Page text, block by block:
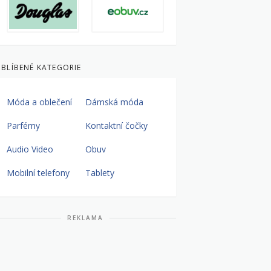
KATEGORIE
Móda a oblečení Dámská móda
Parfémy Kontaktní čočky
Audio Video Obuv
Mobilní telefony Tablety
REKLAMA